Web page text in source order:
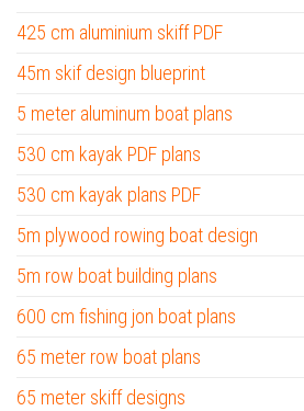
425 cm aluminium skiff PDF
45m skif design blueprint
5 meter aluminum boat plans
530 cm kayak PDF plans
530 cm kayak plans PDF
5m plywood rowing boat design
5m row boat building plans
600 cm fishing jon boat plans
65 meter row boat plans
65 meter skiff designs